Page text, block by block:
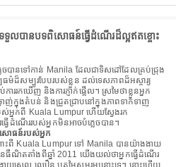
ទួលបានបទពិសោធន៍ធ្វើដំណើរដ៏ល្អឥតខ្ចោះ
េចបានទៅកាន់ Manila ដែលជាទិសដៅដែលគ្រប់ជ្រុង
ម៌ដ៏សម្បូរបែបរបស់ខ្លួន ដល់ទេសភាពដ៏អស្ចារ្យ
ររកឃើញ និងការភ្ញាក់ផ្អើល។ ស្រមៃថាខ្លួនអ្នក
ងាញ់ក្នុងតំបន់ និងជ្រួតជ្រាបនៅក្នុងភាពទាក់ទាញ
ស់អ្នកពី Kuala Lumpur ហើយស្វែងរក
វើដំណើររបស់អ្នកមិនអាចបំភ្លេចបាន។
ោធន៍របស់អ្នក
ពី Kuala Lumpur ទៅ Manila បានយ៉ាងងាយ
នធឺណិតតាំងពីឆ្នាំ 2011 យើងយល់ថាអ្នកធ្វើដំណើរ
ពងាយស្រួល ល្បឿន ឬតម្លៃសមរម្យនោះទេ។ នោះហើយ